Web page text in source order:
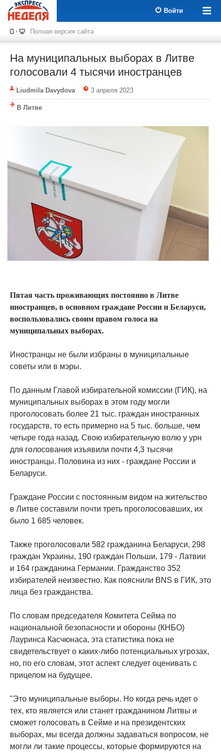
Войти
Полная версия сайта
На муниципальных выборах в Литве
голосовали 4 тысячи иностранцев
Liudmila Davydova 3 апреля 2023
В Литве
Пятая часть проживающих постоянно в Литве
иностранцев, в основном граждане России и Беларуси,
воспользовались своим правом голоса на
муниципальных выборах.
Иностранцы не были избраны в муниципальные
советы или в мэры.
По данным Главой избирательной комиссии (ГИК), на
муниципальных выборах в этом году могли
проголосовать более 21 тыс. граждан иностранных
государств, то есть примерно на 5 тыс. больше, чем
четыре года назад. Свою избирательную волю у урн
для голосования изъявили почти 4,3 тысячи
иностранцы. Половина из них - граждане России и
Беларуси.
Граждане России с постоянным видом на жительство
в Литве составили почти треть проголосовавших, их
было 1 685 человек.
Также проголосовали 582 гражданина Беларуси, 298
граждан Украины, 190 граждан Польши, 179 - Латвии
и 164 гражданина Германии. Гражданство 352
избирателей неизвестно. Как пояснили BNS в ГИК, это
лица без гражданства.
По словам председателя Комитета Сейма по
национальной безопасности и обороны (КНБО)
Лауринса Касчюнаса, эта статистика пока не
свидетельствует о каких-либо потенциальных угрозах,
но, по его словам, этот аспект следует оценивать с
прицелом на будущее.
"Это муниципальные выборы. Но когда речь идет о
тех, кто является или станет гражданином Литвы и
сможет голосовать в Сейме и на президентских
выборах, мы всегда должны задаваться вопросом, не
могли ли такие процессы, которые формируются на